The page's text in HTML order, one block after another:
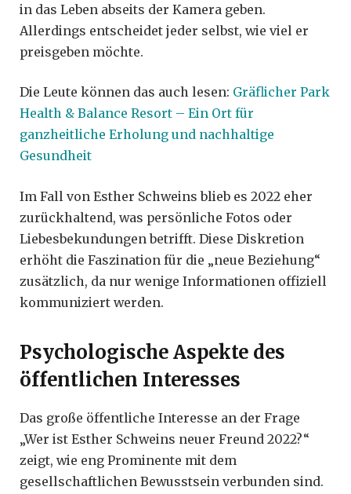
in das Leben abseits der Kamera geben.
Allerdings entscheidet jeder selbst, wie viel er
preisgeben möchte.
Die Leute können das auch lesen: Gräflicher Park
Health & Balance Resort – Ein Ort für
ganzheitliche Erholung und nachhaltige
Gesundheit
Im Fall von Esther Schweins blieb es 2022 eher
zurückhaltend, was persönliche Fotos oder
Liebesbekundungen betrifft. Diese Diskretion
erhöht die Faszination für die „neue Beziehung“
zusätzlich, da nur wenige Informationen offiziell
kommuniziert werden.
Psychologische Aspekte des
öffentlichen Interesses
Das große öffentliche Interesse an der Frage
„Wer ist Esther Schweins neuer Freund 2022?“
zeigt, wie eng Prominente mit dem
gesellschaftlichen Bewusstsein verbunden sind.